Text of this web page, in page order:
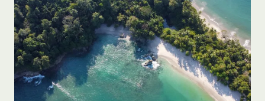
EN
LIMÓN,
COSTA
RICA